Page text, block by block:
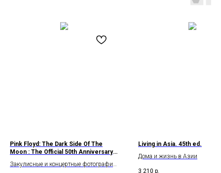
Pink Floyd: The Dark Side Of The
Moon : The Official 50th Anniversary
Закулисные и концертные фотографии
Living in Asia. 45th ed.
Дома и жизнь в Азии
3 210 р.